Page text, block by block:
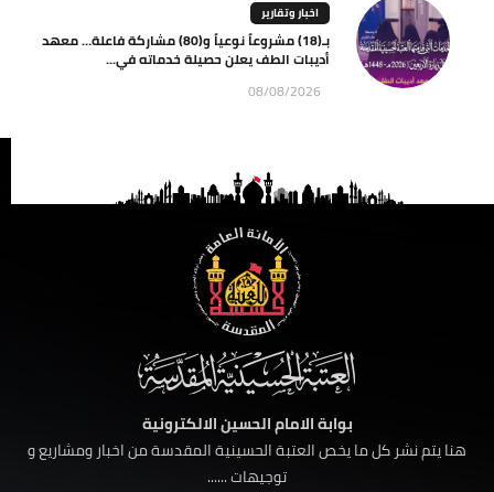
اخبار وتقارير
بـ(18) مشروعاً نوعياً و(80) مشاركة فاعلة… معهد
أديبات الطف يعلن حصيلة خدماته في...
08/08/2026
بوابة الامام الحسين الالكترونية
هنا يتم نشر كل ما يخص العتبة الحسينية المقدسة من اخبار ومشاريع و
توجيهات ......